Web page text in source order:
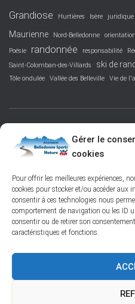
Gérer le
cookies
Pour offrir les meilleures expériences,
cookies pour stocker et/ou accéder aux
consentir à ces technologies nous
comportement de navigation ou les ID
consentir ou de retirer son
caractéristiques et fonctions.
Grandiose Hurtières Isère juridique
Maurienne Nord-Belledonne orientation
Poésie randonnée responsabilité
Saint-Colomban-des-Villards
ski de
Tôle ondulée
Vallée des Belleville Vie de
FACEBOOK
Hestia |